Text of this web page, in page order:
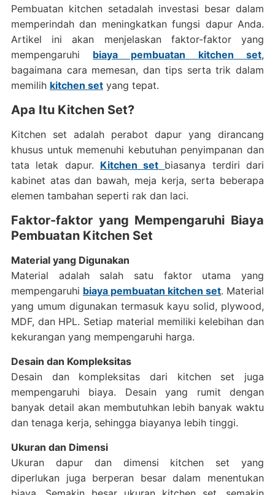
Pembuatan kitchen setadalah investasi besar dalam
memperindah dan meningkatkan fungsi dapur Anda.
Artikel ini akan menjelaskan faktor-faktor yang
mempengaruhi biaya pembuatan kitchen set,
bagaimana cara memesan, dan tips serta trik dalam
memilih kitchen setyang tepat.
Apa Itu Kitchen Set?
Kitchen set adalah perabot dapur yang dirancang
khusus untuk memenuhi kebutuhan penyimpanan dan
tata letak dapur. Kitchen set biasanya terdiri dari
kabinet atas dan bawah, meja kerja, serta beberapa
elemen tambahan seperti rak dan laci.
Faktor-faktor yang Mempengaruhi Biaya
Pembuatan Kitchen Set
Material yang Digunakan
Material adalah salah satu faktor utama yang
mempengaruhi biaya pembuatan kitchen set. Material
yang umum digunakan termasuk kayu solid, plywood,
MDF, dan HPL. Setiap material memiliki kelebihan dan
kekurangan yang mempengaruhi harga.
Desain dan Kompleksitas
Desain dan kompleksitas dari kitchen set juga
mempengaruhi biaya. Desain yang rumit dengan
banyak detail akan membutuhkan lebih banyak waktu
dan tenaga kerja, sehingga biayanya lebih tinggi.
Ukuran dan Dimensi
Ukuran dapur dan dimensi kitchen set yang
diperlukan juga berperan besar dalam menentukan